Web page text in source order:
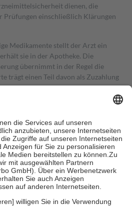
dienen, die
Prüfungen einschließlich Klärungen
Medikamente stellt der Arzt ein
sie in der Apotheke. Die
übernimmt in der Regel die
trägt einen Teil davon als Zuzahlung
Zuzahlungen in Höhe von zehn
jedoch nie mehr als die tatsächlichen
auch für Online-Apotheken.
Krankenpflege beträgt die
Kosten sowie zehn Euro je
für ihre eigene Gesundheit zu
der Familie zu unterstützen,
bei: